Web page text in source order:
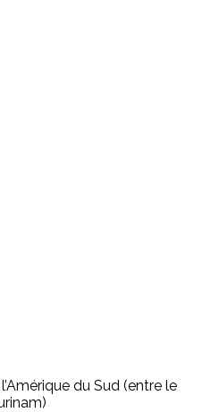
du Sud (entre le